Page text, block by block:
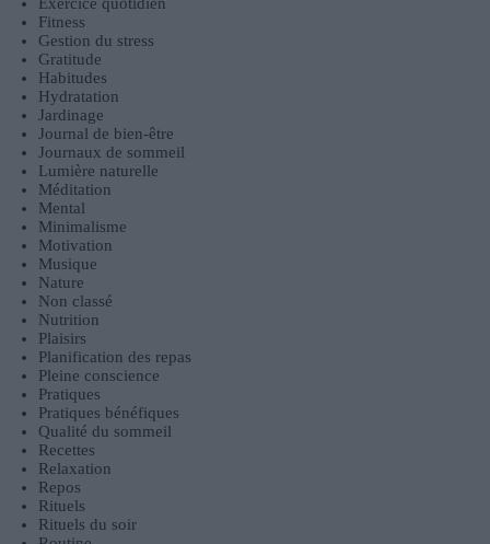
Fitness
Gestion du stress
Gratitude
Habitudes
Hydratation
Jardinage
Journal de bien-être
Journaux de sommeil
Lumière naturelle
Méditation
Mental
Minimalisme
Motivation
Musique
Nature
Non classé
Nutrition
Plaisirs
Planification des repas
Pleine conscience
Pratiques
Pratiques bénéfiques
Qualité du sommeil
Recettes
Relaxation
Repos
Rituels
Rituels du soir